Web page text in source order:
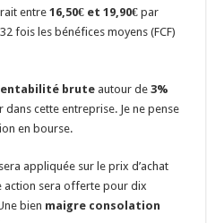
entre16,50€ et 19,90€ par
fois les bénéfices moyens (FCF)
brute autour de3%
dans cette entreprise. Je ne pense
en bourse.
sera appliquée sur le prix d’achat
action sera offerte pour dix
bien maigre consolation